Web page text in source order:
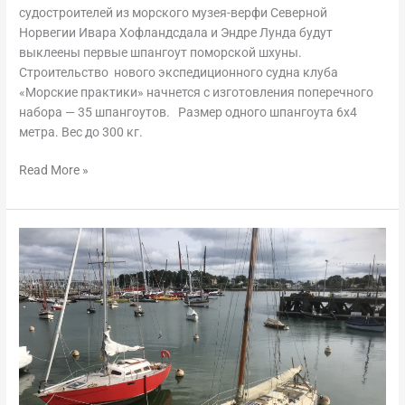
судостроителей из морского музея-верфи Северной
Норвегии Ивара Хофландсдала и Эндре Лунда будут
выклеены первые шпангоут поморской шхуны.
Строительство нового экспедиционного судна клуба
«Морские практики» начнется с изготовления поперечного
набора — 35 шпангоутов. Размер одного шпангоута 6х4
метра. Вес до 300 кг.
Read More »
Судовой
журнал
«Джульетты».
Плавание
вдоль
Бретани.
Ванн
—
Ла-